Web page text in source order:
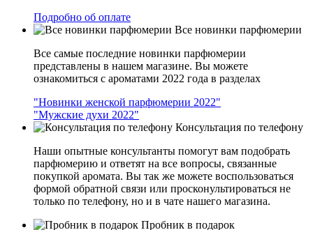
Подробно об оплате
Все новинки парфюмерии
Все самые последние новинки парфюмерии
представлены в нашем магазине. Вы можете
ознакомиться с ароматами 2022 года в разделах
"Новинки женской парфюмерии 2022"
"Мужские духи 2022"
Консультация по телефону
Наши опытные консультанты помогут вам подобрать
парфюмерию и ответят на все вопросы, связанные
покупкой аромата. Вы так же можете воспользоваться
формой обратной связи или просконультироваться не
только по телефону, но и в чате нашего магазина.
Пробник в подарок